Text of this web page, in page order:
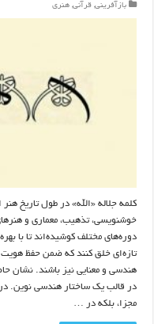
بازآفرینی, قرآنی, هنری
کلمه جلاله «الله» در طول تاریخ
خوشنویسی، تذهیب، معماری و
دوره‌های مختلف کوشیده‌اند تا با
تازه‌ای خلق کنند که ضمن حفظ هویت
هندسی و معنایی نیز باشند. نشان
در قالب یک ساختار هندسی نوین.
مجزا، بلکه در …